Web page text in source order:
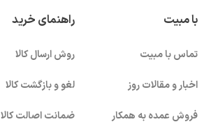
با مبیت
تماس با مبیت
اخبار و مقالات روز
فروش عمده به همکار
راهنمای خرید
روش ارسال کالا
لغو و بازگشت کالا
ضمانت اصالت کالا